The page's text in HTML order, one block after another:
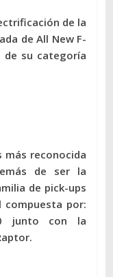
de la
de All New F-
de su categoría
más reconocida
de ser la
de pick-ups
compuesta por:
junto con la